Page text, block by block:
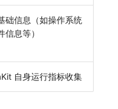
础信息（如操作系统
信息等）
自身运行指标收集